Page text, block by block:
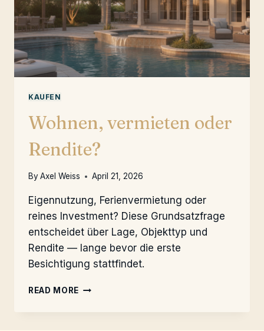
KAUFEN
Wohnen, vermieten oder
Rendite?
ByAxel Weiss April 21, 2026
Eigennutzung, Ferienvermietung oder
reines Investment? Diese Grundsatzfrage
entscheidet über Lage, Objekttyp und
Rendite — lange bevor die erste
Besichtigung stattfindet.
READ MORE WOHNEN,